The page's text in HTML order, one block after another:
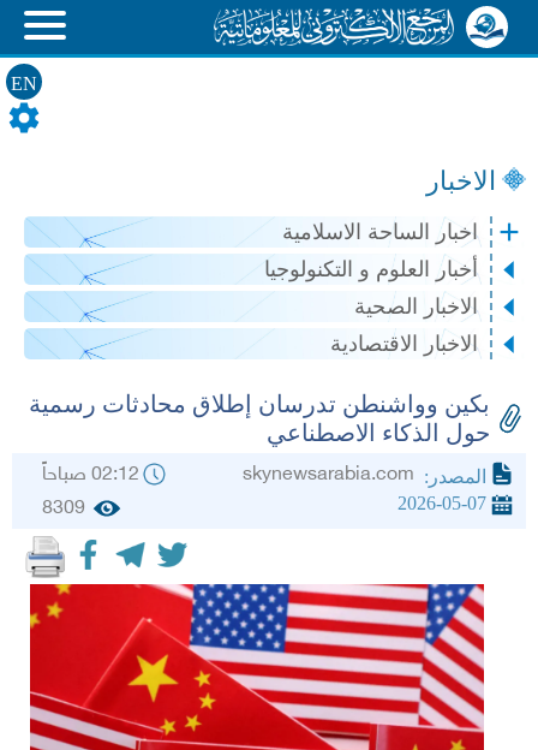
EN
الاخبار
اخبار الساحة الاسلامية
أخبار العلوم و التكنولوجيا
الاخبار الصحية
الاخبار الاقتصادية
بكين وواشنطن تدرسان إطلاق محادثات رسمية
حول الذكاء الاصطناعي
المصدر: 02:12 صباحاً
2026-05-07
8309